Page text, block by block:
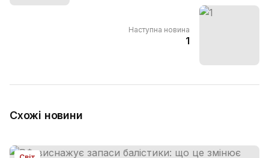
Наступна новина
1
Схожі новини